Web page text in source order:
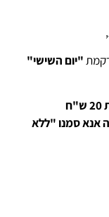
רקמת"יום השישי"
* ניתן להוסיף רקמת שם המשפחה בתוספת 20 ש"ח
אנא סמנו "ללא